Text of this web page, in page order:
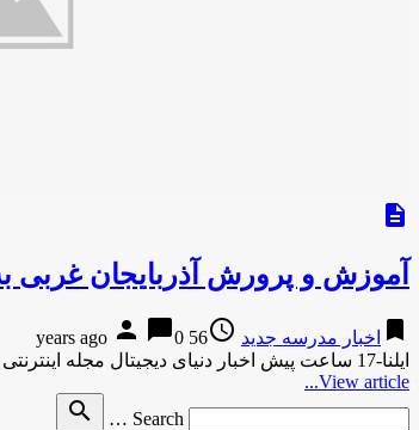
description
آموزش و پرورش آذربایجان غربی به 175 شکایت مردمی پاسخ داده
bookmark اخبار مدرسه جدید access_time
56 years ago
person chat_bubble0
ایلنا-17 ساعت پیش اخبار دنیای دیجیتال مجله اینترنتی
View article...
Search …
search